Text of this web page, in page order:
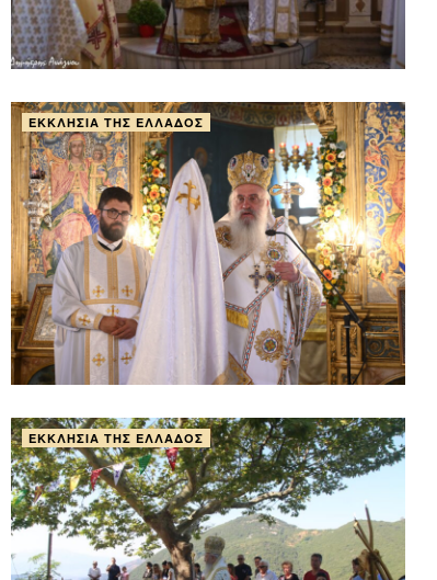
ΕΚΚΛΗΣΊΑ ΤΗΣ ΕΛΛΆΔΟΣ
ΕΚΚΛΗΣΊΑ ΤΗΣ ΕΛΛΆΔΟΣ